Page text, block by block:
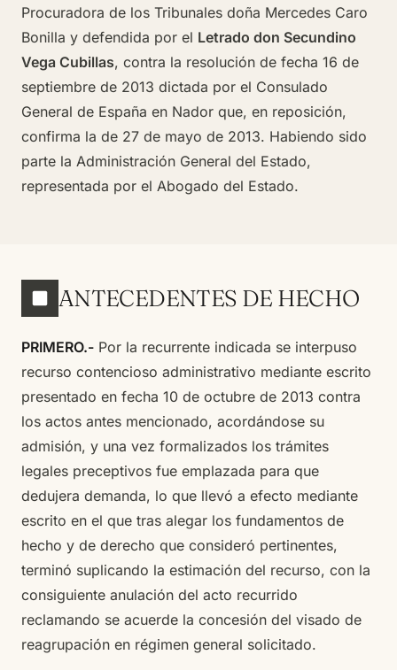
Procuradora de los Tribunales doña Mercedes Caro
Bonilla y defendida por el Letrado don Secundino
Vega Cubillas, contra la resolución de fecha 16 de
septiembre de 2013 dictada por el Consulado
General de España en Nador que, en reposición,
confirma la de 27 de mayo de 2013. Habiendo sido
parte la Administración General del Estado,
representada por el Abogado del Estado.
ANTECEDENTES DE HECHO
PRIMERO.- Por la recurrente indicada se interpuso
recurso contencioso administrativo mediante escrito
presentado en fecha 10 de octubre de 2013 contra
los actos antes mencionado, acordándose su
admisión, y una vez formalizados los trámites
legales preceptivos fue emplazada para que
dedujera demanda, lo que llevó a efecto mediante
escrito en el que tras alegar los fundamentos de
hecho y de derecho que consideró pertinentes,
terminó suplicando la estimación del recurso, con la
consiguiente anulación del acto recurrido
reclamando se acuerde la concesión del visado de
reagrupación en régimen general solicitado.